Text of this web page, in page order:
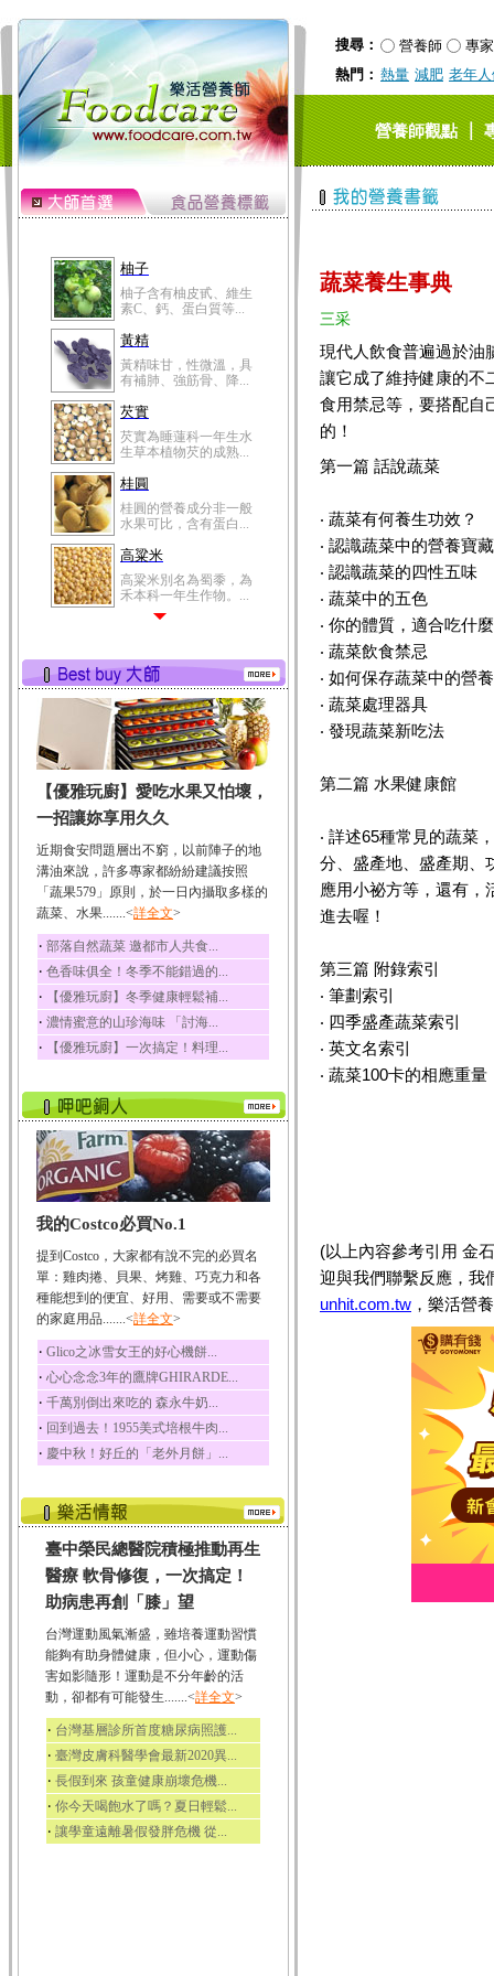
搜尋： 營養師
專家
熱門： 熱量 減肥 老年
營養師觀點｜
柚子
柚子含有柚皮甙、維生
素C、鈣、蛋白質等...
黃精
黃精味甘，性微溫，具
有補肺、強筋骨、降...
芡實
芡實為睡蓮科一年生水
生草本植物芡的成熟...
桂圓
桂圓的營養成分非一般
水果可比，含有蛋白...
高粱米
高粱米別名為蜀黍，為
禾本科一年生作物。...
有蛋白質、脂肪、磷...
鮪魚
鮪魚肚肉中的不飽和脂
肪酸內富含EPA和DH...
韭菜
韭菜所含的膳食纖維能
幫助消化與通便；揮...
冬瓜
冬瓜營養價值高，鈉含
量極低是水腫病人的...
豆豉
豆豉裡頭含有營養的蛋
白質、脂肪、鈣、磷...
榛果
榛果裡所含的營養素有
蛋白質、脂肪、醣類...
迷迭香
酸、迷迭香酸、植物...
咖啡
咖啡中的咖啡因會刺激
中樞神經系統，特別...
椰子
椰子含有糖類、脂肪、
荔枝
荔枝性質溫和所含的營
養素有醣類、檸檬酸...
五味子
五味子性質溫熱所含營
養成分有揮發油、檸...
草魚
草魚含有維生素A、維生
素C、及豐富的蛋白...
【優雅玩廚】愛吃水果又怕壞，
一招讓妳享用久久
近期食安問題層出不窮，以前陣子的地
溝油來說，許多專家都紛紛建議按照
「蔬果579」原則，於一日內攝取多樣的
蔬菜、水果.......<詳全文>
‧ 部落自然蔬菜 邀都市人共食...
‧ 色香味俱全！冬季不能錯過的...
‧ 【優雅玩廚】冬季健康輕鬆補...
‧ 濃情蜜意的山珍海味 「討海...
‧ 【優雅玩廚】一次搞定！料理...
我的Costco必買No.1
提到Costco，大家都有說不完的必買名
單：雞肉捲、貝果、烤雞、巧克力和各
種能想到的便宜、好用、需要或不需要
的家庭用品.......<詳全文>
‧ Glico之冰雪女王的好心機餅...
‧ 心心念念3年的鷹牌GHIRARDE...
‧ 千萬別倒出來吃的 森永牛奶...
‧ 回到過去！1955美式培根牛肉...
‧ 慶中秋！好丘的「老外月餅」...
臺中榮民總醫院積極推動再生
醫療 軟骨修復，一次搞定！
助病患再創「膝」望
台灣運動風氣漸盛，雖培養運動習慣
能夠有助身體健康，但小心，運動傷
害如影隨形！運動是不分年齡的活
動，卻都有可能發生.......<詳全文>
‧ 台灣基層診所首度糖尿病照護...
‧ 臺灣皮膚科醫學會最新2020異...
‧ 長假到來 孩童健康崩壞危機...
‧ 你今天喝飽水了嗎？夏日輕鬆...
‧ 讓學童遠離暑假發胖危機 從...
蔬菜養生事典
三采
現代人飲食普遍過於油
讓它成了維持健康的不
食用禁忌等，要搭配自
的！
第一篇 話說蔬菜
‧ 蔬菜有何養生功效？
‧ 認識蔬菜中的營養寶
‧ 認識蔬菜的四性五味
‧ 蔬菜中的五色
‧ 你的體質，適合吃什
‧ 蔬菜飲食禁忌
‧ 如何保存蔬菜中的營
‧ 蔬菜處理器具
‧ 發現蔬菜新吃法
第二篇 水果健康館
‧ 詳述65種常見的蔬菜
分、盛產地、盛產期、
應用小祕方等，還有，
進去喔！
第三篇 附錄索引
‧ 筆劃索引
‧ 四季盛產蔬菜索引
‧ 英文名索引
‧ 蔬菜100卡的相應重量
(以上內容參考引用 金
迎與我們聯繫反應，我
unhit.com.tw ，樂活營